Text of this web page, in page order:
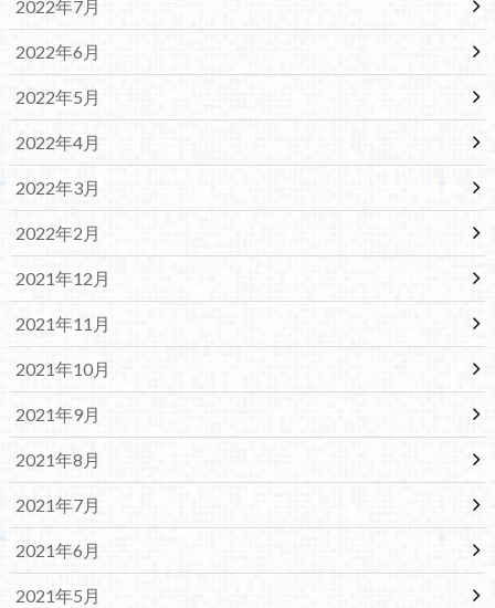
2022年7月
2022年6月
2022年5月
2022年4月
2022年3月
2022年2月
2021年12月
2021年11月
2021年10月
2021年9月
2021年8月
2021年7月
2021年6月
2021年5月